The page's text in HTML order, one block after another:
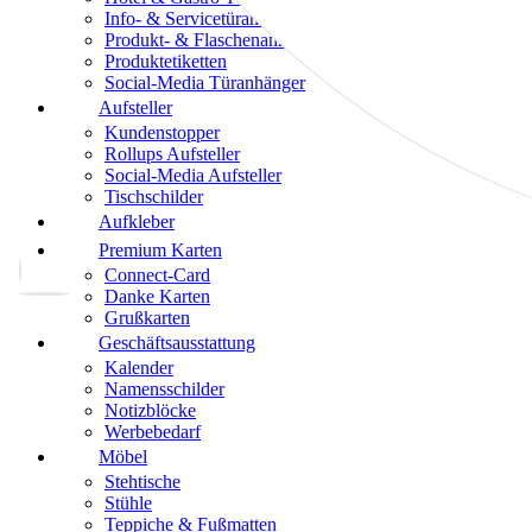
Info- & Servicetüranhänger
Produkt- & Flaschenanhänger
Produktetiketten
Social-Media Türanhänger
Aufsteller
Kundenstopper
Rollups Aufsteller
Social-Media Aufsteller
Tischschilder
Aufkleber
Premium Karten
Connect-Card
Danke Karten
Grußkarten
Geschäftsausstattung
Kalender
Namensschilder
Notizblöcke
Werbebedarf
Möbel
Stehtische
Stühle
Teppiche & Fußmatten